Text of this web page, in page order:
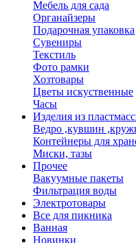
Мебель для сада
Органайзеры
Подарочная упаковка
Сувениры
Текстиль
Фото рамки
Хозтовары
Цветы искуственные
Часы
Изделия из
Ведро ,кувшин
Контейнеры для
Миски, тазы
Прочее
Вакуумные пакеты
Фильтрация воды
Электротовары
Все для пикника
Ванная
Новинки